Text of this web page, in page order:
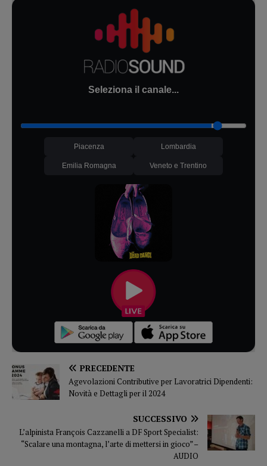
Seleziona il canale...
Piacenza Lombardia
Emilia Romagna Veneto e Trentino
PRECEDENTE
Agevolazioni Contributive per Lavoratrici Dipendenti:
Novità e Dettagli per il 2024
SUCCESSIVO
L’alpinista François Cazzanelli a DF Sport Specialist:
“Scalare una montagna, l’arte di mettersi in gioco” –
AUDIO